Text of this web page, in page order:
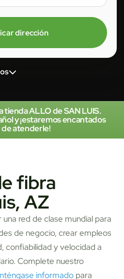
dirección
tienda ALLO de SAN LUIS.
y ¡estaremos encantados
de atenderle!
fibra
AZ
red de clase mundial para
de negocio, crear empleos
confiabilidad y velocidad a
Complete nuestro
informado para